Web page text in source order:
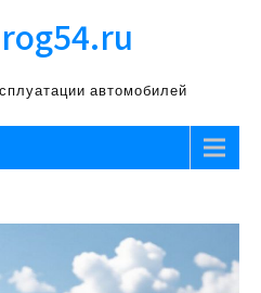
автомобилей